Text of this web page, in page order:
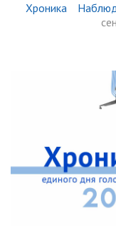
Хроника